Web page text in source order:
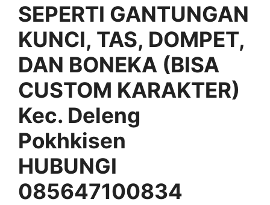
SEPERTI GANTUNGAN
KUNCI, TAS, DOMPET,
DAN BONEKA (BISA
CUSTOM KARAKTER)
Kec. Deleng
Pokhkisen
HUBUNGI
085647100834